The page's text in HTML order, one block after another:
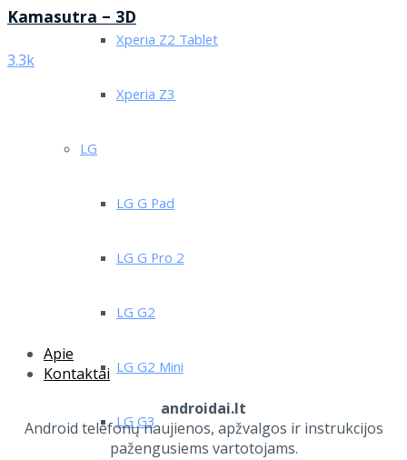
Xperia Z2 Tablet
Xperia Z3
LG
LG G Pad
LG G Pro 2
LG G2
LG G2 Mini
LG G3
Kamasutra – 3D
3.3k
Apie
Kontaktai
androidai.lt
Android telefonų naujienos, apžvalgos ir instrukcijos
pažengusiems vartotojams.